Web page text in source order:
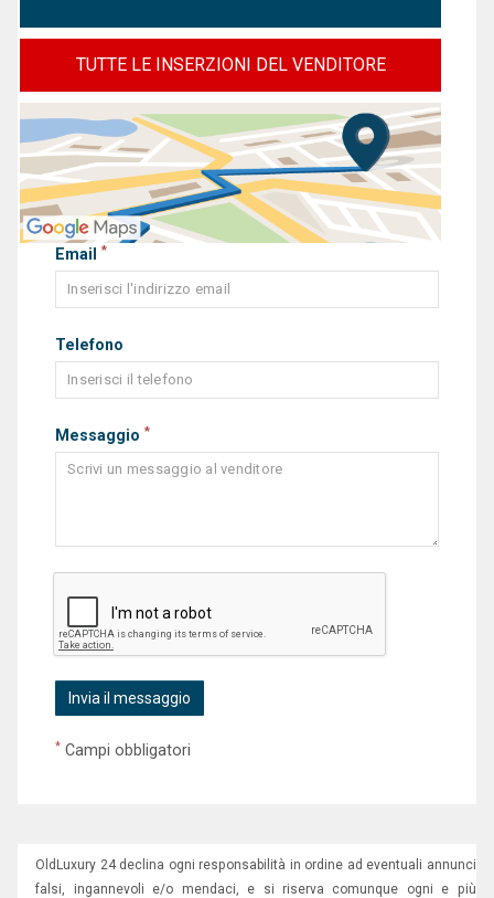
TUTTE LE INSERZIONI DEL VENDITORE
Email*
Telefono
Messaggio*
* Campi obbligatori
OldLuxury 24 declina ogni responsabilità in ordine ad eventuali annunci
falsi, ingannevoli e/o mendaci, e si riserva comunque ogni e più